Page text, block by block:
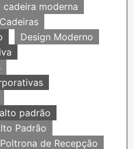
cadeira moderna
Cadeiras
Design Moderno
padrão
Padrão
Poltrona de Recepção